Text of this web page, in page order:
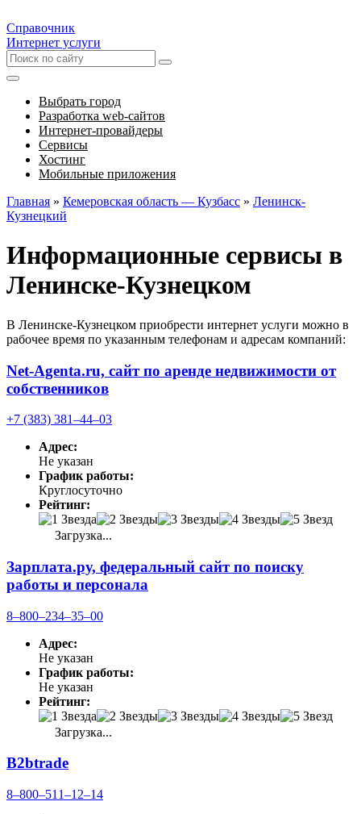
Справочник
Интернет услуги
Выбрать город
Разработка web-сайтов
Интернет-провайдеры
Сервисы
Хостинг
Мобильные приложения
Главная » Кемеровская область — Кузбасс » Ленинск-
Кузнецкий
Информационные сервисы в
Ленинске-Кузнецком
В Ленинске-Кузнецком приобрести интернет услуги можно в
рабочее время по указанным телефонам и адресам компаний:
Net-Agenta.ru, сайт по аренде недвижимости от
собственников
+7 (383) 381‒44‒03
Адрес:
Не указан
График работы:
Круглосуточно
Рейтинг:
Загрузка...
Зарплата.ру, федеральный сайт по поиску
работы и персонала
8‒800‒234‒35‒00
Адрес:
Не указан
График работы:
Не указан
Рейтинг:
Загрузка...
B2btrade
8‒800‒511‒12‒14